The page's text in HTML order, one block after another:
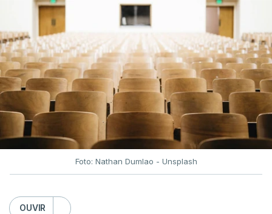
Irão, à tensão geopolítica no Médio Oriente e ao
fecho do estreito de Ormuz, os preços dos
combustíveis desceram durante o cessar-fogo
entre Washington e Teerão.
No entanto, com o retomar do conflito, as últimas
semanas têm sido marcadas por uma subida
acentuada, tendência que deverá ser revertida na
próxima semana.
c/Lusa
Foto: Nathan Dumlao - Unsplash
OUVIR